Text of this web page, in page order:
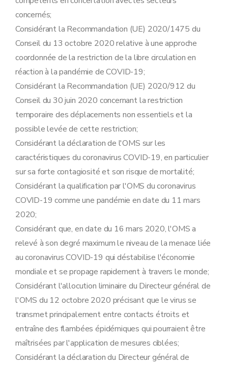
concernés;
Considérant la Recommandation (UE) 2020/1475 du
Conseil du 13 octobre 2020 relative à une approche
coordonnée de la restriction de la libre circulation en
réaction à la pandémie de COVID-19;
Considérant la Recommandation (UE) 2020/912 du
Conseil du 30 juin 2020 concernant la restriction
temporaire des déplacements non essentiels et la
possible levée de cette restriction;
Considérant la déclaration de l'OMS sur les
caractéristiques du coronavirus COVID-19, en particulier
sur sa forte contagiosité et son risque de mortalité;
Considérant la qualification par l'OMS du coronavirus
COVID-19 comme une pandémie en date du 11 mars
2020;
Considérant que, en date du 16 mars 2020, l'OMS a
relevé à son degré maximum le niveau de la menace liée
au coronavirus COVID-19 qui déstabilise l'économie
mondiale et se propage rapidement à travers le monde;
Considérant l'allocution liminaire du Directeur général de
l'OMS du 12 octobre 2020 précisant que le virus se
transmet principalement entre contacts étroits et
entraîne des flambées épidémiques qui pourraient être
maîtrisées par l'application de mesures ciblées;
Considérant la déclaration du Directeur général de